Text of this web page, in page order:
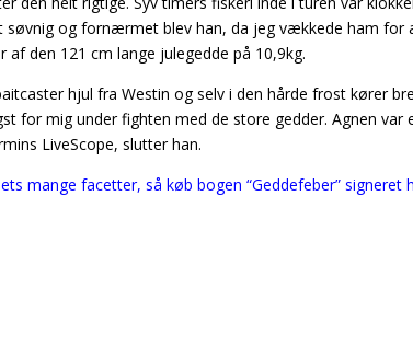
og fornærmet blev han, da jeg vækkede ham for
den 121 cm lange julegedde på 10,9kg.
hjul fra Westin og selv i den hårde frost kører
for mig under fighten med de store gedder. Agnen var
LiveScope, slutter han.
mange facetter, så køb bogen “Geddefeber” signeret